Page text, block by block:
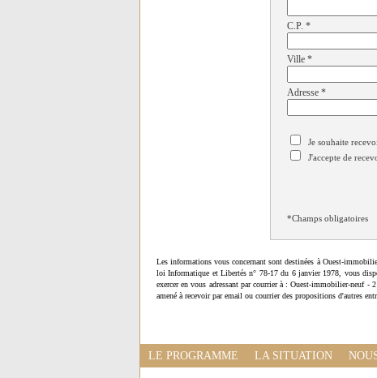
C.P. *
Ville *
Adresse *
Je souhaite
J'accepte de
*Champs obligatoires
Les informations vous concernant sont destinées à Ouest-
loi Informatique et Libertés n° 78-17 du 6 janvier 1978, vous
exercer en vous adressant par courrier à : Ouest-immobilier-neuf
amené à recevoir par email ou courrier des propositions d'autres
LE PROGRAMME LA SITUATION